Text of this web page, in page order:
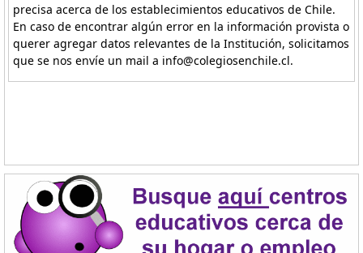
precisa acerca de los establecimientos educativos de Chile.
En caso de encontrar algún error en la información provista o
querer agregar datos relevantes de la Institución, solicitamos
que se nos envíe un mail a info@colegiosenchile.cl.